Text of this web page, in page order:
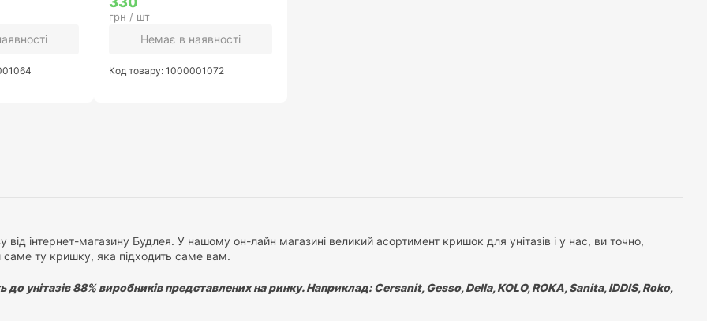
від інтернет-магазину Будлея. У нашому он-лайн магазині великий асортимент кришок для унітазів і у нас, ви точно,
саме ту кришку, яка підходить саме вам.
до унітазів 88% виробників представлених на ринку. Наприклад: Сersanit, Gesso, Della, KOLO, ROKA, Sanita, IDDIS, Roko,
грн / шт
Немає в наявності
Код товару: 1000001072